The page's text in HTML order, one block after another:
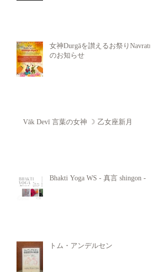
女神Durgāを讃えるお祭りNavratri
のお知らせ
Vāk Devī 言葉の女神 ☽ 乙女座新月
Bhakti Yoga WS - 真言 shingon -
トム・アンデルセン